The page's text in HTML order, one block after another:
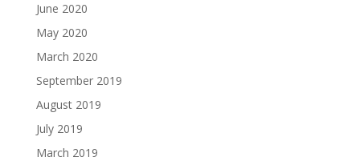
June 2020
May 2020
March 2020
September 2019
August 2019
July 2019
March 2019